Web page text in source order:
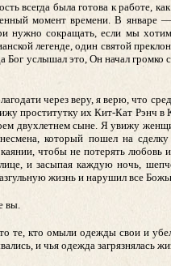
всегда была готова к работе,
момент времени. В
нужно сокращать, если мы
легенде, один святой
Бог услышал это, Он начал
через веру, я верю, что
проститутку их Кит-Кат Рэнч в
двухлетнем сыне. Я увижу
который пошел на
чтобы не потерять
и засыпая каждую ночь,
жизнь и нарушил все
вы.
те, кто омыли одежды свои и
и чья одежда загрязнялась